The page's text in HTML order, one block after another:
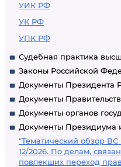
УИК РФ
УК РФ
УПК РФ
Судебная практика
Законы Российской
Документы Президента
Документы
Документы органов
Документы
"Тематический обзор
12/2026. По делам,
повлекших переход